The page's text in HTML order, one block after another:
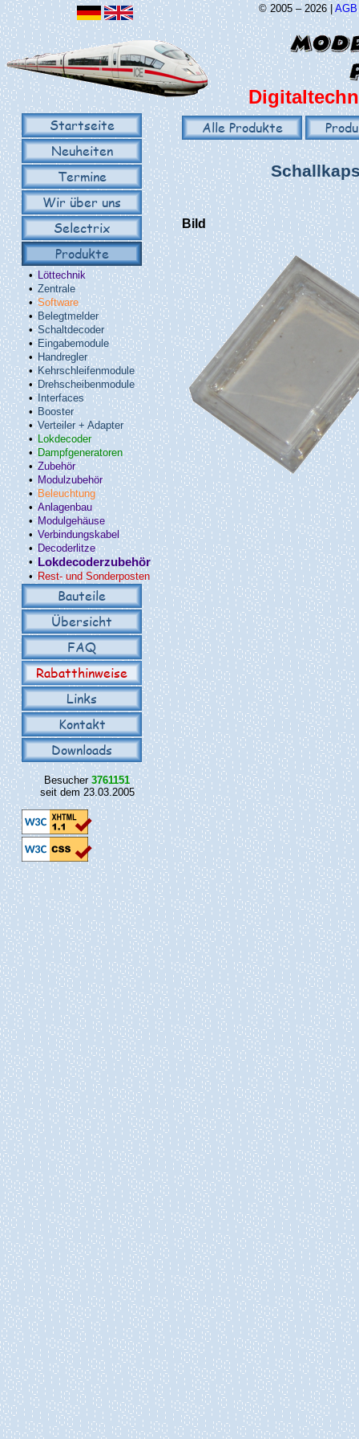
© 2005 – 2026 |AGB
Startseite
Neuheiten
Termine
Wir über uns
Selectrix
Produkte
• Löttechnik
• Zentrale
• Software
• Belegtmelder
•Schaltdecoder
• Eingabemodule
• Handregler
• Kehrschleifenmodule
• Drehscheibenmodule
• Interfaces
• Booster
• Verteiler + Adapter
• Lokdecoder
• Dampfgeneratoren
•Zubehör
• Modulzubehör
• Beleuchtung
•Anlagenbau
• Modulgehäuse
•Verbindungskabel
• Decoderlitze
• Lokdecoderzubehör
• Rest- und Sonderposten
Bauteile
Übersicht
FAQ
Rabatthinweise
Links
Kontakt
Downloads
Besucher 3761151
seit dem 23.03.2005
Alle Produkte
Bild